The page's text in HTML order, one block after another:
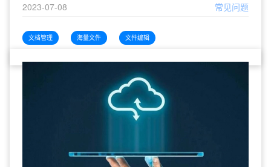
2023-07-08 常见问题
文档管理 海量文件 文件编辑